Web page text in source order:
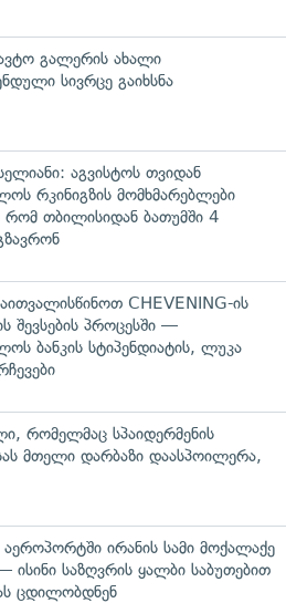
გალერის ახალი
სივრცე გაიხსნა
აგვისტოს თვიდან
რკინიგზის მომხმარებლები
რომ თბილისიდან ბათუმში 4
CHEVENING-ის
შევსების პროცესში —
ბანკის სტიპენდიატის, ლუკა
რომელმაც სპაიდერმენის
მთელი დარბაზი დაასპოილერა,
ირანის სამი მოქალაქე
ისინი საზღვრის ყალბი საბუთებით
ცდილობდნენ